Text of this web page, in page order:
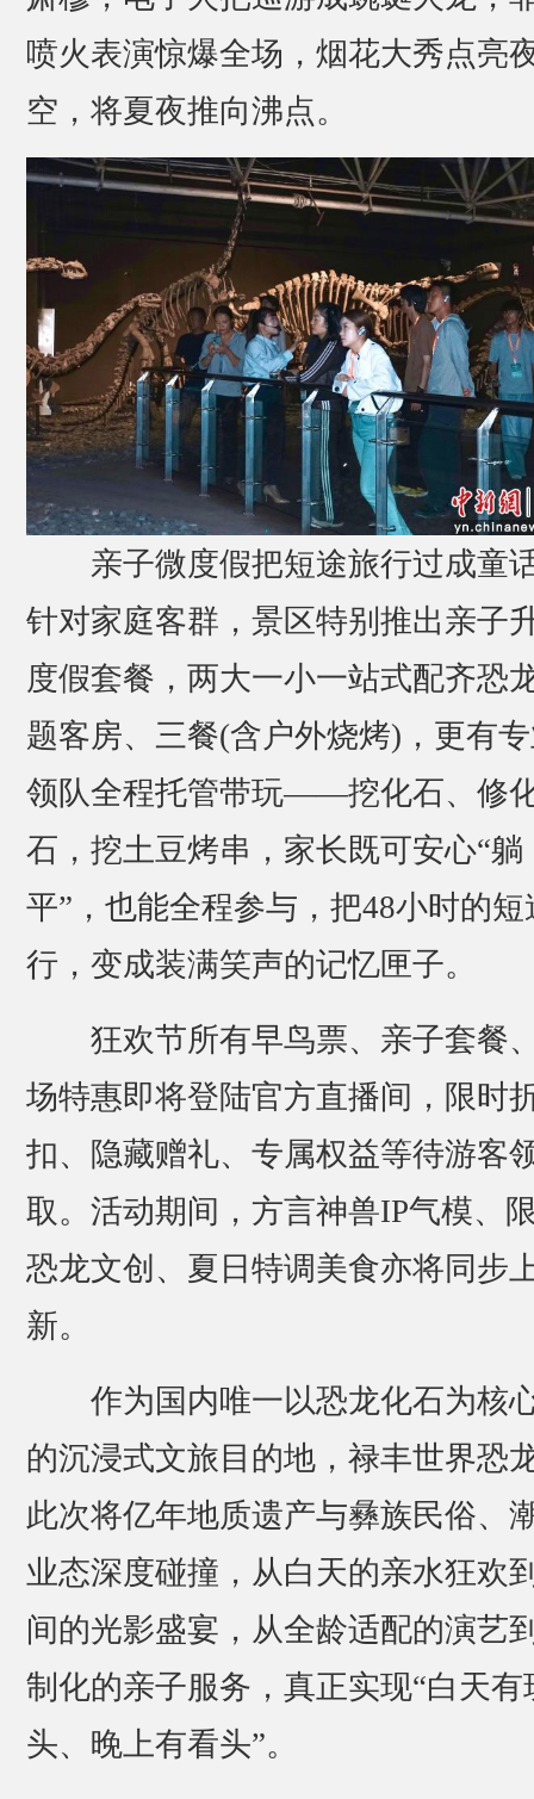
喷火表演惊爆全场，烟花大秀点亮
空，将夏夜推向沸点。
亲子微度假把短途旅行过成童
针对家庭客群，景区特别推出亲子
度假套餐，两大一小一站式配齐恐
题客房、三餐(含户外烧烤)，更有
领队全程托管带玩——挖化石、修
石，挖土豆烤串，家长既可安心“躺
平”，也能全程参与，把48小时的短
行，变成装满笑声的记忆匣子。
狂欢节所有早鸟票、亲子套餐
场特惠即将登陆官方直播间，限时
扣、隐藏赠礼、专属权益等待游客
取。活动期间，方言神兽IP气模、
恐龙文创、夏日特调美食亦将同步
新。
作为国内唯一以恐龙化石为核
的沉浸式文旅目的地，禄丰世界恐
此次将亿年地质遗产与彝族民俗、
业态深度碰撞，从白天的亲水狂欢
间的光影盛宴，从全龄适配的演艺
制化的亲子服务，真正实现“白天有
头、晚上有看头”。